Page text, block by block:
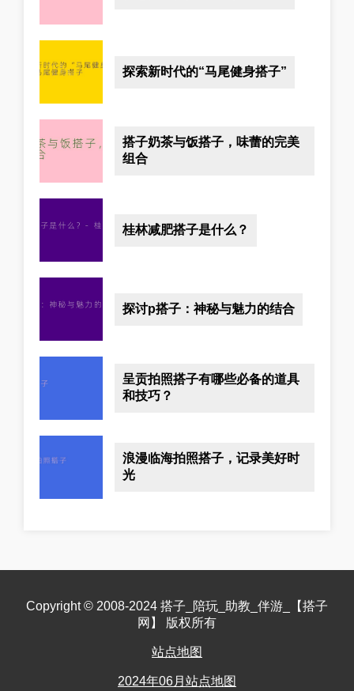
探索新时代的“马尾健身搭子”
搭子奶茶与饭搭子，味蕾的完美
组合
桂林减肥搭子是什么？
探讨p搭子：神秘与魅力的结合
呈贡拍照搭子有哪些必备的道具
和技巧？
浪漫临海拍照搭子，记录美好时
光
Copyright © 2008-2024 搭子_陪玩_助教_伴游_【搭子
网】 版权所有
站点地图
2024年06月站点地图